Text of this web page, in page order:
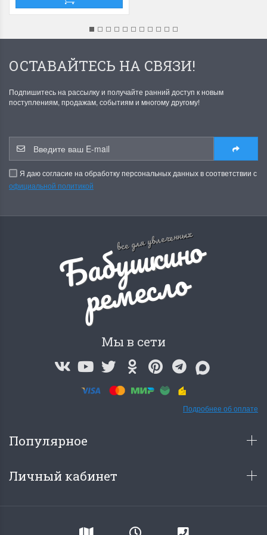
ОСТАВАЙТЕСЬ НА СВЯЗИ!
Подпишитесь на рассылку и получайте ранний доступ к новым
поступлениям, продажам, событиям и многому другому!
Я даю согласие на обработку персональных данных в соответствии с
официальной политикой
все для увлеченных
Б
а
б
у
ш
к
и
н
о
р
е
м
е
с
л
о
Мы в сети
Подробнее об оплате
Популярное
Личный кабинет